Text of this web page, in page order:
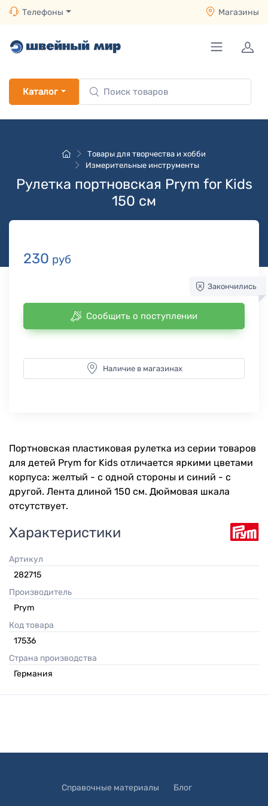
Телефоны Магазины
Каталог
Товары для творчества и хобби
Измерительные инструменты
Рулетка портновская Prym for Kids
150 см
230 руб
Закончились
Сообщить о поступлении
Наличие в магазинах
Портновская пластиковая рулетка из серии товаров
для детей Prym for Kids отличается яркими цветами
корпуса: желтый - с одной стороны и синий - с
другой. Лента длиной 150 см. Дюймовая шкала
отсутствует.
Характеристики
Артикул
282715
Производитель
Prym
Код товара
17536
Страна производства
Германия
Справочные материалы Блог